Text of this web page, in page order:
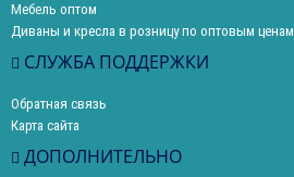
Мебель оптом
Диваны и кресла в розницу по оптовым ценам
СЛУЖБА ПОДДЕРЖКИ
Обратная связь
Карта сайта
ДОПОЛНИТЕЛЬНО